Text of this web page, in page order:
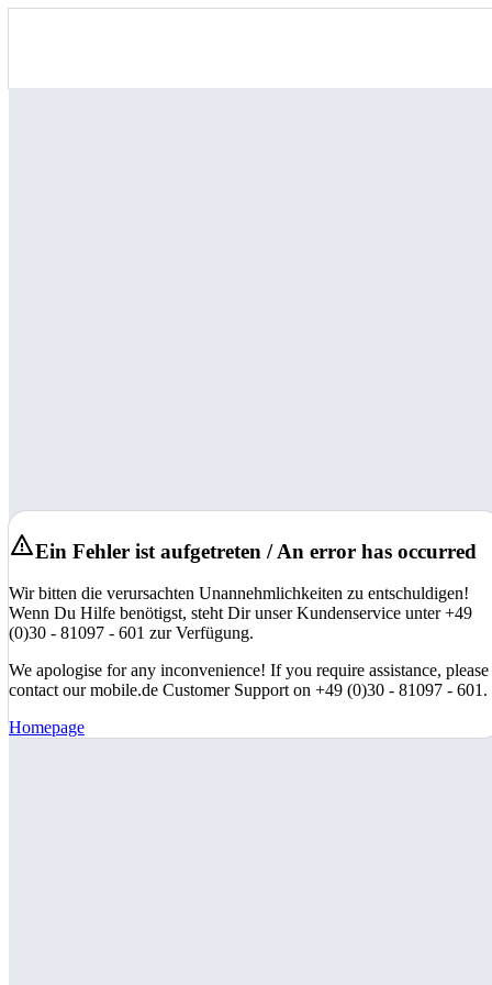
Ein Fehler ist aufgetreten / An error has occurred
Wir bitten die verursachten Unannehmlichkeiten zu entschuldigen!
Wenn Du Hilfe benötigst, steht Dir unser Kundenservice unter +49
(0)30 - 81097 - 601 zur Verfügung.
We apologise for any inconvenience! If you require assistance, please
contact our mobile.de Customer Support on +49 (0)30 - 81097 - 601.
Homepage